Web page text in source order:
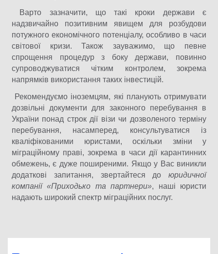
Варто зазначити, що такі кроки держави є
надзвичайно позитивним явищем для розбудови
потужного економічного потенціалу, особливо в часи
світової кризи. Також зауважимо, що певне
спрощення процедур з боку держави, повинно
супроводжуватися чітким контролем, зокрема
напрямків використання таких інвестицій.
Рекомендуємо іноземцям, які планують отримувати
дозвільні документи для законного перебування в
України понад строк дії візи чи дозволеного терміну
перебування, насамперед, консультуватися із
кваліфікованими юристами, оскільки зміни у
міграційному праві, зокрема в часи дії карантинних
обмежень, є дуже поширеними. Якщо у Вас виникли
додаткові запитання, звертайтеся до юридичної
компанії «Приходько та партнери», наші юристи
надають широкий спектр міграційних послуг.